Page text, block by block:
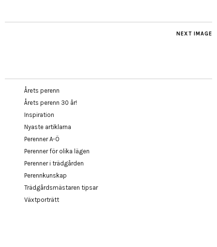
NEXT IMAGE
Årets perenn
Årets perenn 30 år!
Inspiration
Nyaste artiklarna
Perenner A-Ö
Perenner för olika lägen
Perenner i trädgården
Perennkunskap
Trädgårdsmästaren tipsar
Växtporträtt